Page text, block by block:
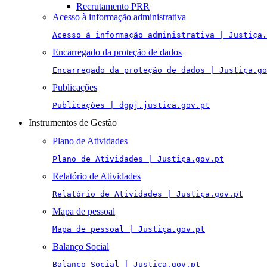
Recrutamento PRR
Acesso à informação administrativa
Acesso à informação administrativa |
Encarregado da proteção de dados
Encarregado da proteção de dados |
Publicações
Publicações | dgpj.justica.gov.pt
Instrumentos de Gestão
Plano de Atividades
Plano de Atividades | Justiça.gov.pt
Relatório de Atividades
Relatório de Atividades | Justiça.gov.pt
Mapa de pessoal
Mapa de pessoal | Justiça.gov.pt
Balanço Social
Balanço Social | Justiça.gov.pt